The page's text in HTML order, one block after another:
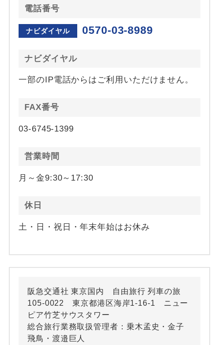
電話番号
ナビダイヤル 0570-03-8989
ナビダイヤル
一部のIP電話からはご利用いただけません。
FAX番号
03-6745-1399
営業時間
月～金9:30～17:30
休日
土・日・祝日・年末年始はお休み
阪急交通社 東京国内 自由旅行 列車の旅
105-0022 東京都港区海岸1-16-1 ニュー
ピア竹芝サウスタワー
総合旅行業務取扱管理者：乗木孟史・金子
飛鳥・渡邉巨人